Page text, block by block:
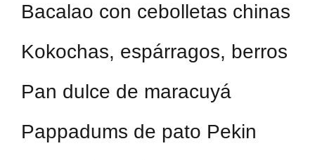
Bacalao con cebolletas chinas
Kokochas, espárragos, berros
Pan dulce de maracuyá
Pappadums de pato Pekin